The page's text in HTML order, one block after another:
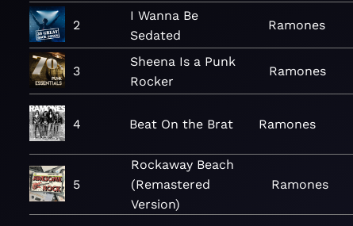
2
I Wanna Be
Sedated
Ramones
3
Sheena Is a Punk
Rocker
Ramones
4 Beat On the Brat Ramones
5
Rockaway Beach
(Remastered
Version)
Ramones